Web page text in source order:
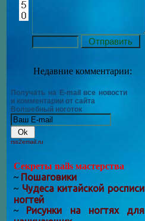
Недавние комментарии:
Получать на E-mail все новости
и комментарии от сайта
Волшебный ноготок
rss2email.ru
Секреты nails мастерства
~ Пошаговики
~ Чудеса китайской росписи
ногтей
~ Рисунки на ногтях для